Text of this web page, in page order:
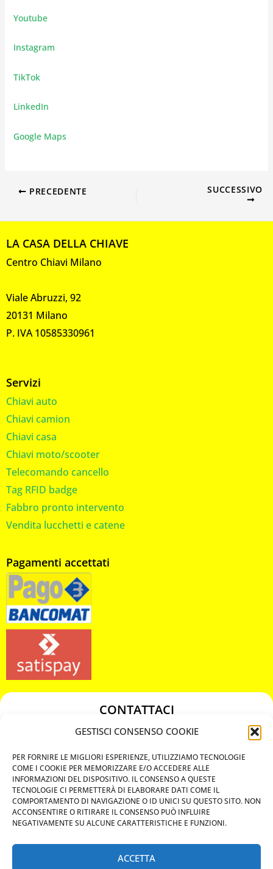
GESTISCI CONSENSO COOKIE
PER FORNIRE LE MIGLIORI ESPERIENZE, UTILIZZIAMO TECNOLOGIE
COME I COOKIE PER MEMORIZZARE E/O ACCEDERE ALLE
INFORMAZIONI DEL DISPOSITIVO. IL CONSENSO A QUESTE
TECNOLOGIE CI PERMETTERÀ DI ELABORARE DATI COME IL
COMPORTAMENTO DI NAVIGAZIONE O ID UNICI SU QUESTO SITO. NON
ACCONSENTIRE O RITIRARE IL CONSENSO PUÒ INFLUIRE
NEGATIVAMENTE SU ALCUNE CARATTERISTICHE E FUNZIONI.
ACCETTA
Youtube
Instagram
TikTok
LinkedIn
Google Maps
PRECEDENTE SUCCESSIVO
LA CASA DELLA CHIAVE
Centro Chiavi Milano
Viale Abruzzi, 92
20131 Milano
P. IVA 10585330961
Servizi
Chiavi auto
Chiavi camion
Chiavi casa
Chiavi moto/scooter
Telecomando cancello
Tag RFID badge
Fabbro pronto intervento
Vendita lucchetti e catene
Pagamenti accettati
CONTATTACI
349 3863811
chiavicodificate@gmail.com
Privacy Policy
Cookie Policy
MAPS